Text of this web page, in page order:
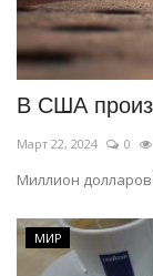
В США
Март 22, 2024 0
Миллион долларов
МИР